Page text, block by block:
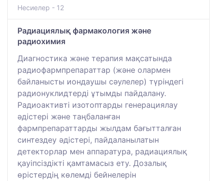
Несиелер - 12
Радиациялық фармакология және
радиохимия
Диагностика және терапия мақсатында
радиофармпрепараттар (және олармен
байланысты иондаушы сәулелер) түріндегі
радионуклидтерді ұтымды пайдалану.
Радиоактивті изотоптарды генерациялау
әдістері және таңбаланған
фармпрепараттарды жылдам бағытталған
синтездеу әдістері, пайдаланылатын
детекторлар мен аппаратура, радиациялық
қауіпсіздікті қамтамасыз ету. Дозалық
өрістердің көлемді бейнелерін